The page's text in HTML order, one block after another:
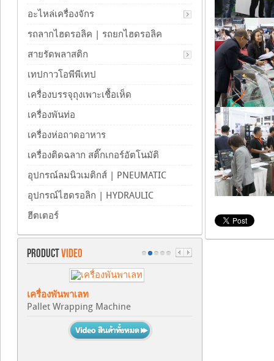
อะไหล่เครื่องจักร
รถลากไฮดรอลิค | รถยกไฮดรอลิค
สายรัดพลาสติก
เทปกาวโอพีพีเทป
เครื่องบรรจุถุงเพาะเชื้อเห็ด
เครื่องพันท่อ
เครื่องห่อถาดอาหาร
เครื่องติดฉลาก สติ๊กเกอร์อัตโนมัติ
อุปกรณ์ลมนิวเมติกส์ | PNEUMATIC
อุปกรณ์ไฮดรอลิก | HYDRAULIC
ฮีตเตอร์
PRODUCTVIDEO
เครื่องพันพาเลท
Pallet Wrapping Machine